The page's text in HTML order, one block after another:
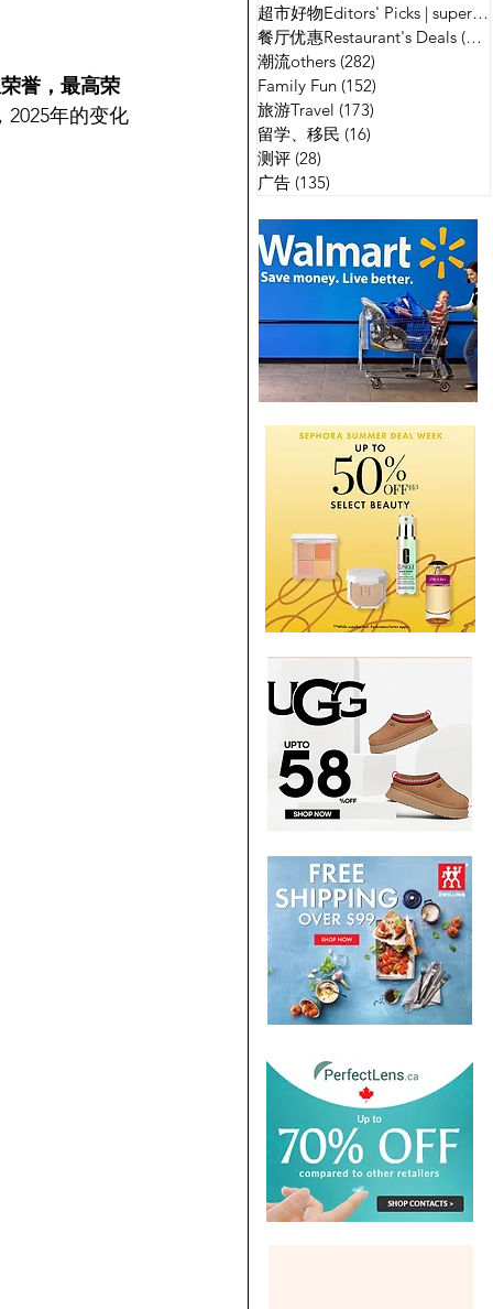
誉，最高荣
年的变化
超市好物Editors' Picks | supermarket
餐厅优惠Restaurant's Deals (134)
潮流others (282)
Family Fun (152)
旅游Travel (173)
留学、移民 (16)
测评 (28)
广告 (135)